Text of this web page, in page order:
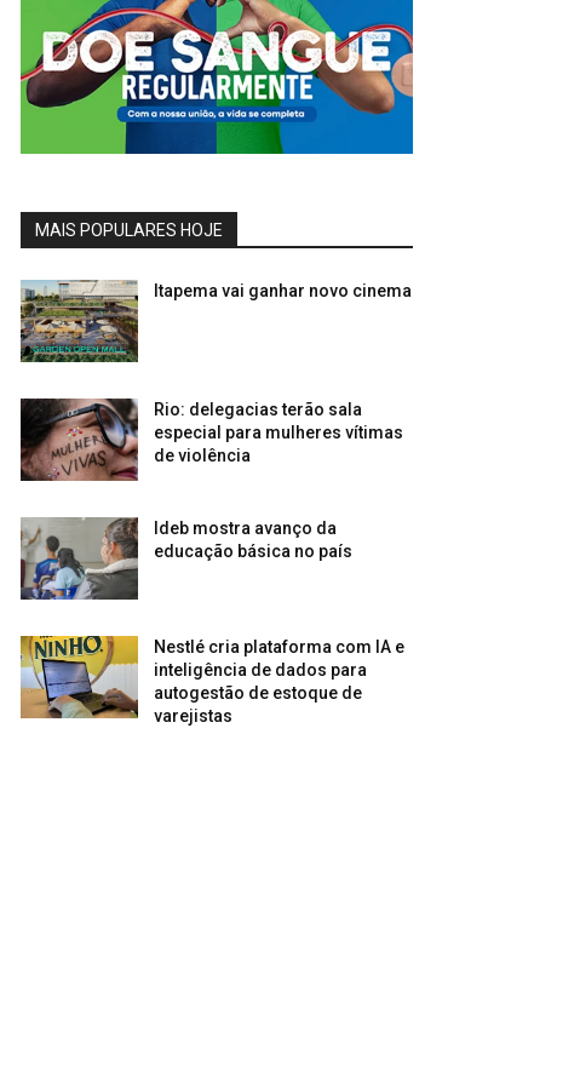
MAIS POPULARES HOJE
Itapema vai ganhar novo cinema
Rio: delegacias terão sala
especial para mulheres vítimas
de violência
Ideb mostra avanço da
educação básica no país
Nestlé cria plataforma com IA e
inteligência de dados para
autogestão de estoque de
varejistas